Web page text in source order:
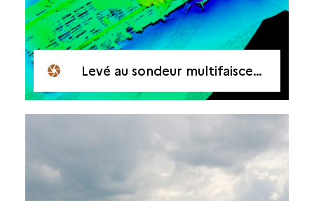
Levé au sondeur multifaisceau d’une épave ferraillée